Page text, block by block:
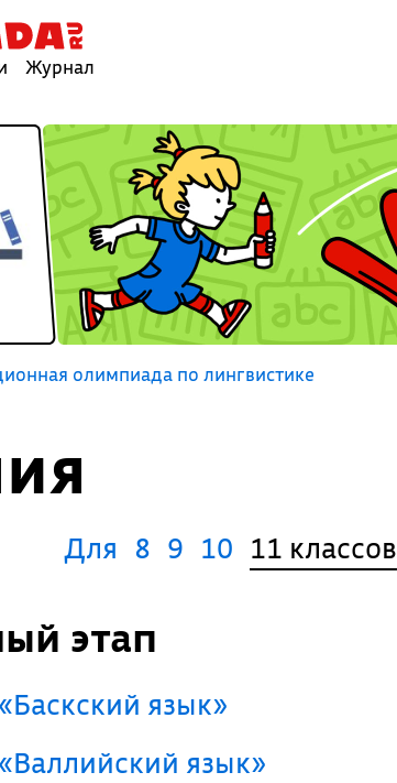
Журнал
олимпиада по лингвистике
Для 8 9 10 11 классов
этап
язык»
язык»